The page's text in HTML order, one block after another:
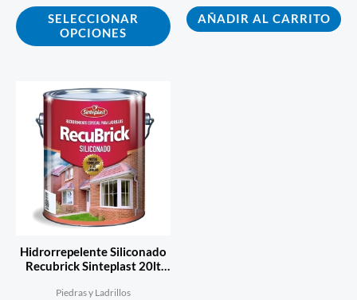
SELECCIONAR
OPCIONES
página
AÑADIR AL CARRITO
Hidrorrepelente Siliconado
Recubrick Sinteplast 20lt
Piedras y Ladrillos